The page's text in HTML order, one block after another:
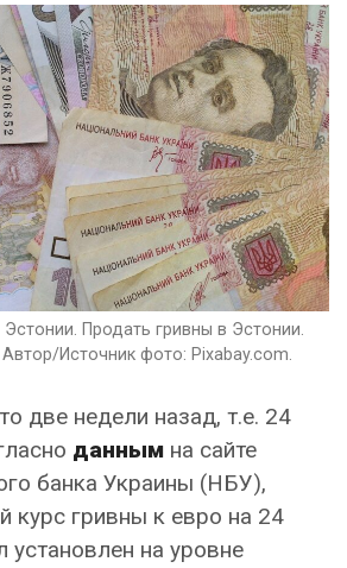
Эстонии. Продать гривны в Эстонии.
Источник фото: Pixabay.com.
две недели назад, т.е. 24
данным на сайте
банка Украины (НБУ),
курс гривны к евро на 24
на уровне